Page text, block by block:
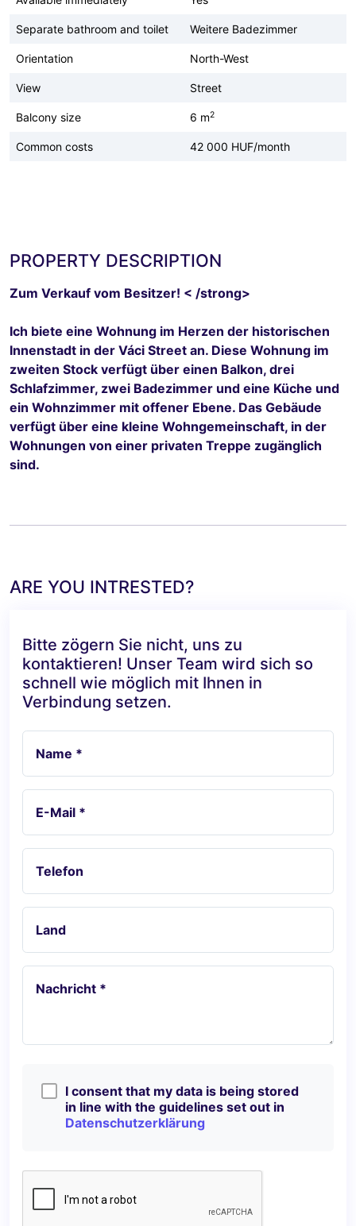
Separate bathroom and toilet Weitere Badezimmer
Orientation North-West
View Street
Balcony size 6 m2
Common costs 42 000 HUF/month
PROPERTY DESCRIPTION
Zum Verkauf vom Besitzer! < /strong>
Ich biete eine Wohnung im Herzen der historischen
Innenstadt in der Váci Street an. Diese Wohnung im
zweiten Stock verfügt über einen Balkon, drei
Schlafzimmer, zwei Badezimmer und eine Küche und
ein Wohnzimmer mit offener Ebene. Das Gebäude
verfügt über eine kleine Wohngemeinschaft, in der
Wohnungen von einer privaten Treppe zugänglich
sind.
ARE YOU INTRESTED?
Bitte zögern Sie nicht, uns zu
kontaktieren! Unser Team wird sich so
schnell wie möglich mit Ihnen in
Verbindung setzen.
Name *
E-Mail *
Telefon
Land
Nachricht *
I consent that my data is being stored
in line with the guidelines set out in
Datenschutzerklärung